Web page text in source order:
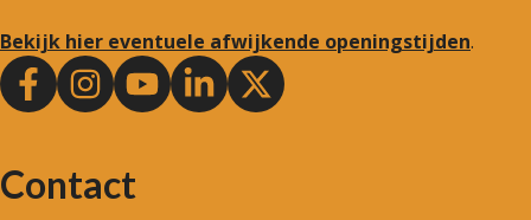
Bekijk hier eventuele afwijkende openingstijden.
Contact